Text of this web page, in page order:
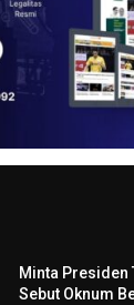
Minta Presiden
Sebut Oknum